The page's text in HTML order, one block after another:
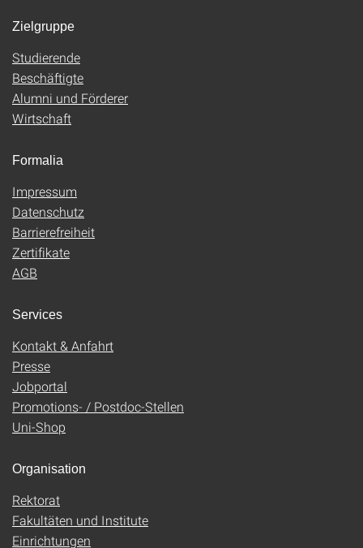
Zielgruppe
Studierende
Beschäftigte
Alumni und Förderer
Wirtschaft
Formalia
Impressum
Datenschutz
Barrierefreiheit
Zertifikate
AGB
Services
Kontakt & Anfahrt
Presse
Jobportal
Promotions- / Postdoc-Stellen
Uni-Shop
Organisation
Rektorat
Fakultäten und Institute
Einrichtungen